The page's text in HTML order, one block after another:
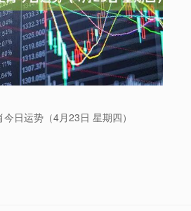
日运势（4月23日 星期四）